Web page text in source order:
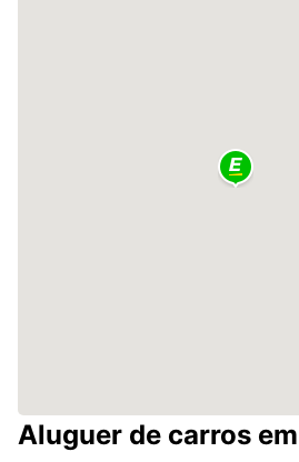
Aluguer de carros